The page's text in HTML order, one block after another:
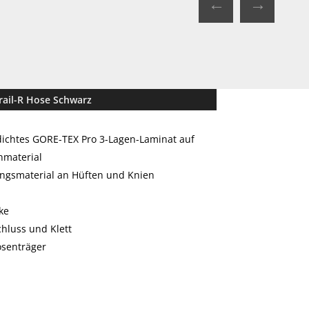
R Hose Schwarz
GORE-TEX Pro 3-Lagen-Laminat auf
an Hüften und Knien
und Klett